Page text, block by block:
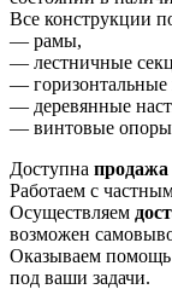
Все конструкции
— рамы,
— лестничные
— горизонтальные
— деревянные
— винтовые
Доступна продажа
Работаем с
Осуществляем
возможен
Оказываем помощь
под ваши задачи.